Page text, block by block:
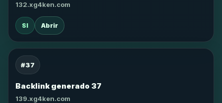
132.xg4ken.com
SI Abrir
#37
Backlink generado 37
139.xg4ken.com